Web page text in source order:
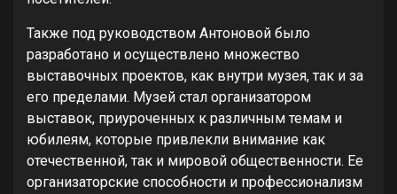
Также под руководством Антоновой было
разработано и осуществлено множество
выставочных проектов, как внутри музея, так и за
его пределами. Музей стал организатором
выставок, приуроченных к различным темам и
юбилеям, которые привлекли внимание как
отечественной, так и мировой общественности. Ее
организаторские способности и профессионализм